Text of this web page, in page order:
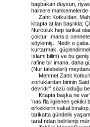
başbakan duysun,
hainlere mahkemelerde
Zahit Kotku’dan,
kitapta atılan başlıkla;
Nurculuk hep tarikat
çoktur. İmansız
söylemiş.. Nedir o
kurtarmak,
İslami bilim) ve bu
rafine bir imana, daha
(Nur talebeleri)
Mehmet Zahit
zorluklardan birinin
devridir” sözü olduğu
Kitapta başka ne
‘nasıl’la ilgilenen
erkeklerin sakal
tarikatta gündelik
tarafından belirlenip